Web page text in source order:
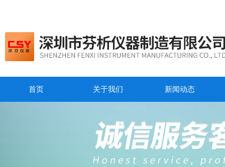
首页 关于我们 新闻动态